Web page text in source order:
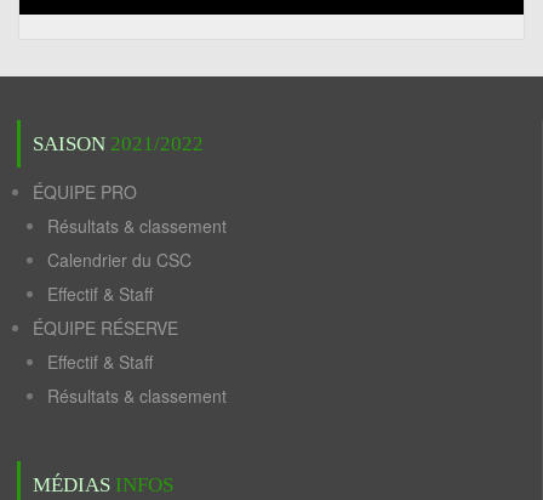
SAISON 2021/2022
ÉQUIPE PRO
Résultats & classement
Calendrier du CSC
Effectif & Staff
ÉQUIPE RÉSERVE
Effectif & Staff
Résultats & classement
MÉDIAS INFOS